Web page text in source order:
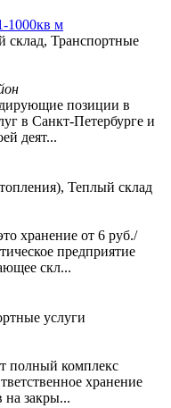
1000кв м
склад, Транспортные
позиции в
в Санкт-Петербурге и
деят...
Теплый склад
хранение от 6 руб./
предприятие
скл...
услуги
полный комплекс
хранение
на закры...